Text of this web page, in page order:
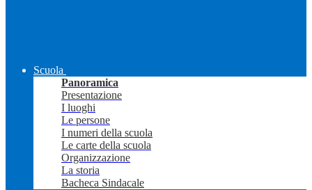
Scuola
Panoramica
Presentazione
I luoghi
Le persone
I numeri della scuola
Le carte della scuola
Organizzazione
La storia
Bacheca Sindacale